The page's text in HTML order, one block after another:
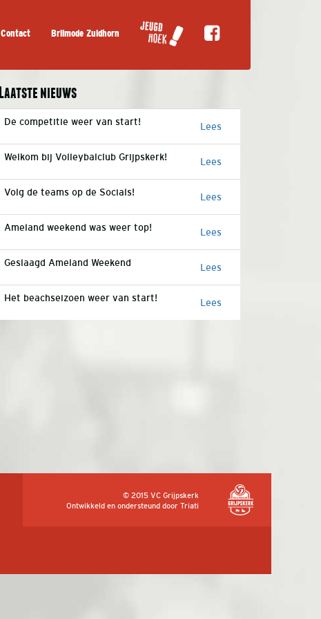
Contact Brilmode Zuidhorn
Laatste nieuws
De competitie weer van start! Lees
Welkom bij Volleybalclub Grijpskerk! Lees
Volg de teams op de Socials! Lees
Ameland weekend was weer top! Lees
Geslaagd Ameland Weekend Lees
Het beachseizoen weer van start! Lees
© 2015 VC Grijpskerk
Ontwikkeld en ondersteund door Triati